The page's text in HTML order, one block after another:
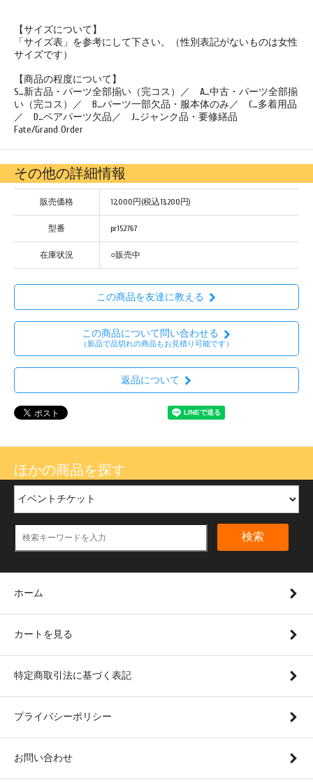
【サイズについて】
「サイズ表」を参考にして下さい。（性別表記がないものは女性
サイズです）
【商品の程度について】
S…新古品・パーツ全部揃い（完コス）／ A…中古・パーツ全部揃
い（完コス）／ B…パーツ一部欠品・服本体のみ／ C…多着用品
／ D…ペアパーツ欠品／ J…ジャンク品・要修繕品
Fate/Grand Order
その他の詳細情報
販売価格 12,000円(税込13,200円)
型番 pr152767
在庫状況 ○販売中
この商品を友達に教える
この商品について問い合わせる
（新品で品切れの商品もお見積り可能です）
返品について
ほかの商品を探す
検索
ホーム
カートを見る
特定商取引法に基づく表記
プライバシーポリシー
お問い合わせ